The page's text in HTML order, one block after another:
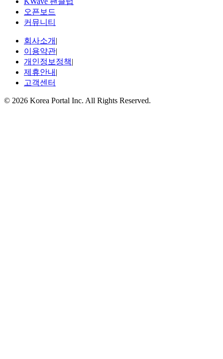
오픈보드
커뮤니티
회사소개 |
이용약관|
개인정보정책|
제휴안내 |
고객센터
© 2026 Korea Portal Inc. All Rights Reserved.